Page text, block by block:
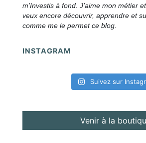
m’Investis à fond. J’aime mon métier
veux encore découvrir, apprendre et
comme me le permet ce blog.
INSTAGRAM
Suivez sur
Venir à la